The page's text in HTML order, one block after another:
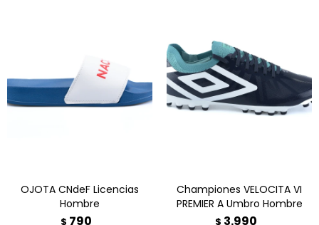
OJOTA CNdeF Licencias
Hombre
$ 790
Championes VELOCITA VI
PREMIER A Umbro Hombre
$ 3.990